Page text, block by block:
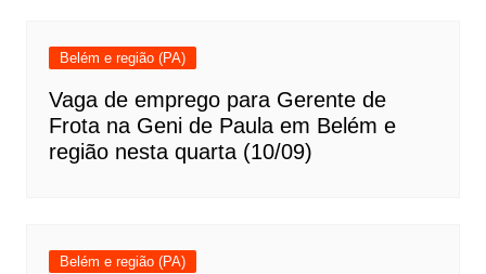
Belém e região (PA)
Vaga de emprego para Gerente de
Frota na Geni de Paula em Belém e
região nesta quarta (10/09)
Belém e região (PA)